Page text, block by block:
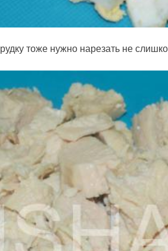
тоже нужно нарезать не